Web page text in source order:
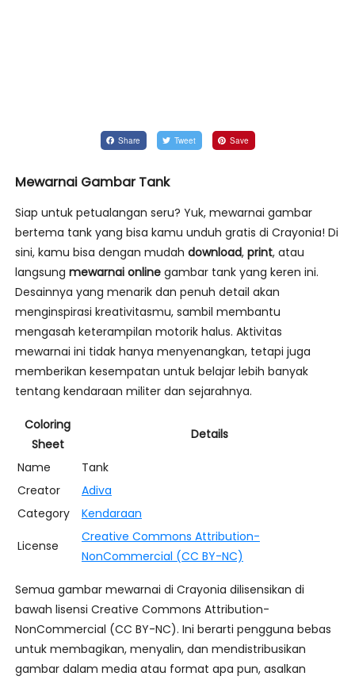
Share Tweet Save
Mewarnai Gambar Tank
Siap untuk petualangan seru? Yuk, mewarnai gambar
bertema tank yang bisa kamu unduh gratis di Crayonia! Di
sini, kamu bisa dengan mudah download, print, atau
langsung mewarnai onlinegambar tank yang keren ini.
Desainnya yang menarik dan penuh detail akan
menginspirasi kreativitasmu, sambil membantu
mengasah keterampilan motorik halus. Aktivitas
mewarnai ini tidak hanya menyenangkan, tetapi juga
memberikan kesempatan untuk belajar lebih banyak
tentang kendaraan militer dan sejarahnya.
Coloring
Sheet
Details
Name
Tank
Creator
Adiva
Category
Kendaraan
License
Creative Commons Attribution-
NonCommercial (CC BY-NC)
Semua gambar mewarnai di Crayonia dilisensikan di
bawah lisensi Creative Commons Attribution-
NonCommercial (CC BY-NC). Ini berarti pengguna bebas
untuk membagikan, menyalin, dan mendistribusikan
gambar dalam media atau format apa pun, asalkan